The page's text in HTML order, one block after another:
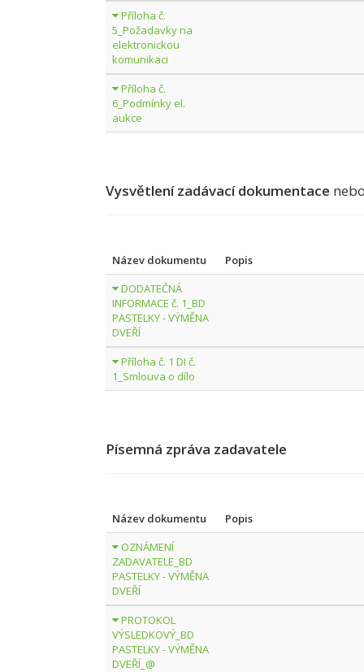
Příloha č.
5_Požadavky na
elektronickou
komunikaci
Příloha č.
6_Podmínky el.
aukce
Vysvětlení zadávací dokumentace
Název dokumentu
Popis
DODATEČNÁ
INFORMACE č. 1_BD
PASTELKY - VÝMĚNA
DVEŘÍ
Příloha č. 1 DI č.
1_Smlouva o dílo
Písemná zpráva zadavatele
Název dokumentu
Popis
OZNÁMENÍ
ZADAVATELE_BD
PASTELKY - VÝMĚNA
DVEŘÍ
PROTOKOL
VÝSLEDKOVÝ_BD
PASTELKY - VÝMĚNA
DVEŘÍ_@